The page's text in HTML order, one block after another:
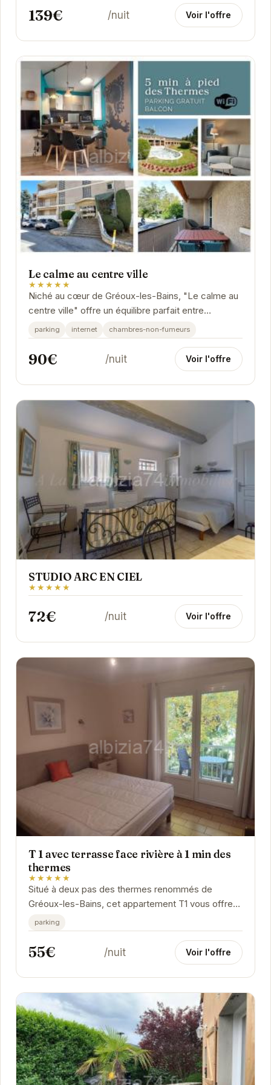
139€ /nuit Voir l'offre
Le calme au centre ville
★★★★★
Niché au cœur de Gréoux-les-Bains, "Le calme au
centre ville" offre un équilibre parfait entre
tranquillité et accessibilité. Cet appartement...
parking internet chambres-non-fumeurs
90€ /nuit Voir l'offre
STUDIO ARC EN CIEL
★★★★★
72€ /nuit Voir l'offre
T 1 avec terrasse face rivière à 1 min des
thermes
★★★★★
Situé à deux pas des thermes renommés de
Gréoux-les-Bains, cet appartement T1 vous offre
un séjour alliant confort et praticité. Sa terrasse...
parking
55€ /nuit Voir l'offre